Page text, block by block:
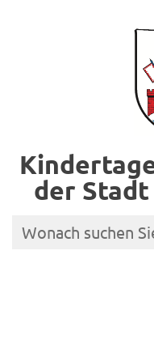
der Stadt